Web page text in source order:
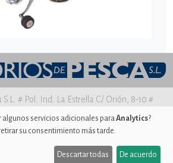
# Pol. Ind. La Estrella C/ Orión, 8-10 #
DE SEGURA Murcia
algunos servicios adicionales paraAnalytics?
su consentimiento más tarde.
Descartar todas De acuerdo